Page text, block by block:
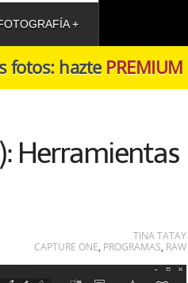
fotos: hazte PREMIUM
Herramientas
TINA TATAY
CAPTURE ONE, PROGRAMAS, RAW